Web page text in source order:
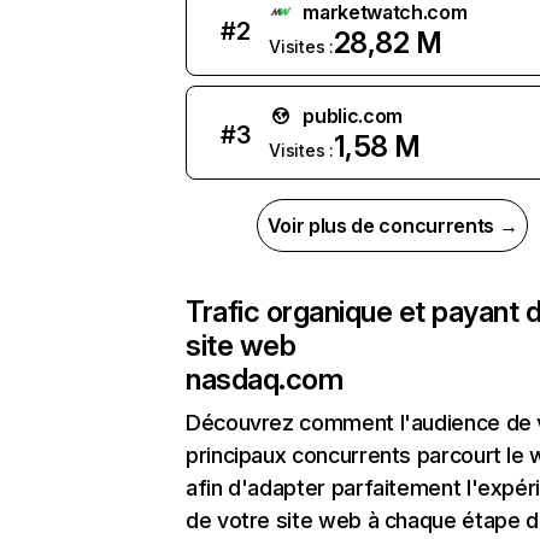
#2
marketwatch.com
Visites :28,82 M
#3
public.com
Visites :1,58 M
Voir plus de concurrents →
Trafic organique et payant
site web
nasdaq.com
Découvrez comment l'audience de
principaux concurrents parcourt le
afin d'adapter parfaitement
de votre site web à chaque étape